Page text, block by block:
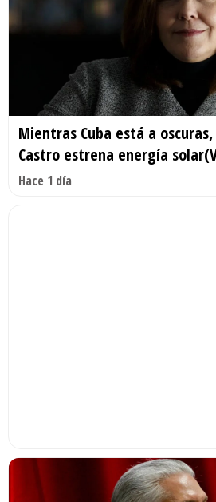
Mientras Cuba está a
Castro estrena energía
Hace 1 día